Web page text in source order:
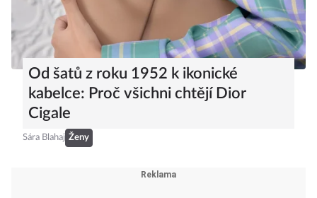
Od šatů z roku 1952 k ikonické
kabelce: Proč všichni chtějí Dior
Cigale
Sára Blahaj Ženy